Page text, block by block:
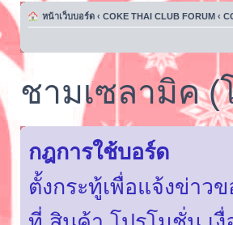
หน้าเว็บบอร์ด ‹ COKE THAI CLUB FORUM ‹
ชามเซลามิค (
กฎการใช้บอร์ด
ตั้งกระทู้เพื่อแจ้งข่าว